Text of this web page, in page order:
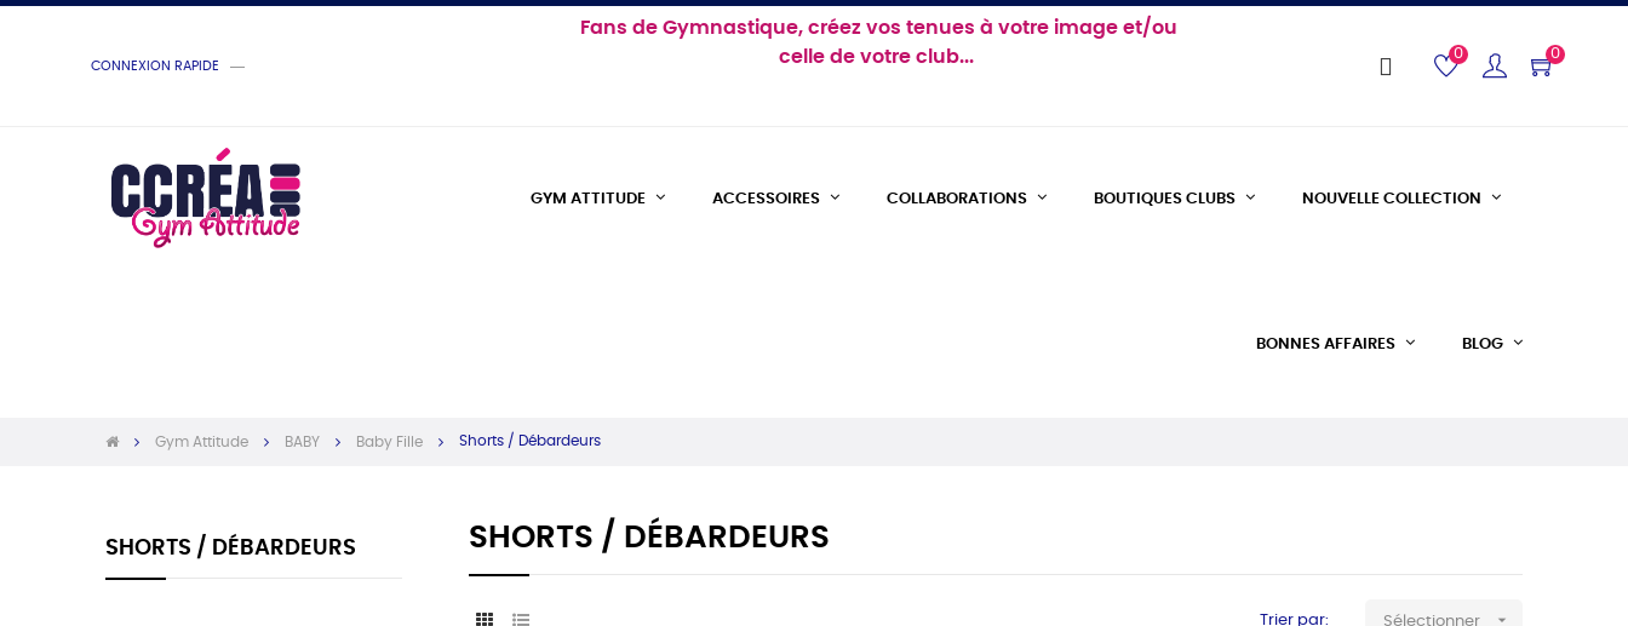
CONNEXION RAPIDE
Fans de Gymnastique, créez vos tenues à votre image et/ou
celle de votre club...
0 0
GYM ATTITUDE ACCESSOIRES COLLABORATIONS BOUTIQUES CLUBS NOUVELLE COLLECTION
BONNES AFFAIRES BLOG
Gym Attitude BABY Baby Fille Shorts / Débardeurs
SHORTS / DÉBARDEURS SHORTS / DÉBARDEURS
Trier par: Sélectionner 